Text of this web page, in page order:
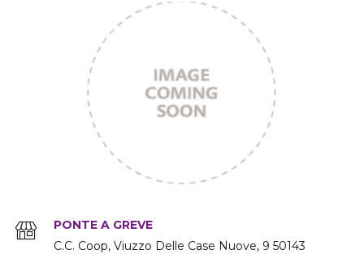
PONTE A GREVE
C.C. Coop, Viuzzo Delle Case Nuove 9 50143